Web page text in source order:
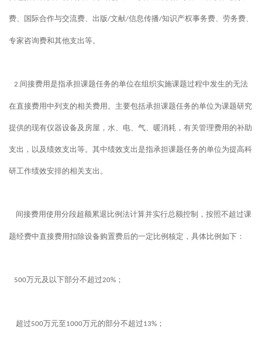
费、国际合作与交流费、出版/文献/信息传播/知识产权事务费、劳务费、
专家咨询费和其他支出等。
2.间接费用是指承担课题任务的单位在组织实施课题过程中发生的无法
在直接费用中列支的相关费用。主要包括承担课题任务的单位为课题研究
提供的现有仪器设备及房屋，水、电、气、暖消耗，有关管理费用的补助
支出，以及绩效支出等。其中绩效支出是指承担课题任务的单位为提高科
研工作绩效安排的相关支出。
间接费用使用分段超额累退比例法计算并实行总额控制，按照不超过课
题经费中直接费用扣除设备购置费后的一定比例核定，具体比例如下：
500万元及以下部分不超过20% ；
超过500万元至1000万元的部分不超过13% ；